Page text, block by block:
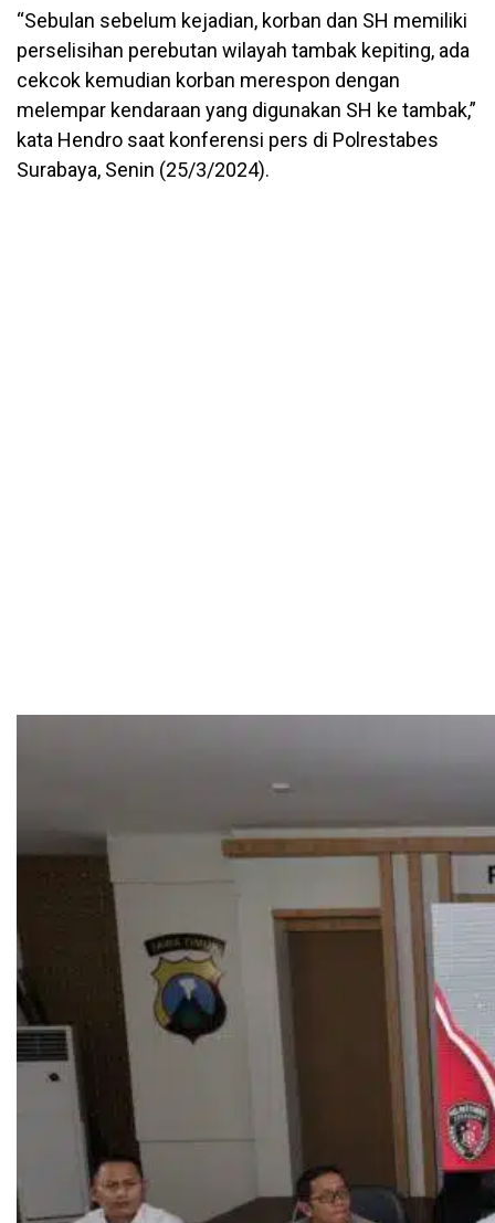
“Sebulan sebelum kejadian, korban dan SH memiliki
perselisihan perebutan wilayah tambak kepiting, ada
cekcok kemudian korban merespon dengan
melempar kendaraan yang digunakan SH ke tambak,”
kata Hendro saat konferensi pers di Polrestabes
Surabaya, Senin (25/3/2024).